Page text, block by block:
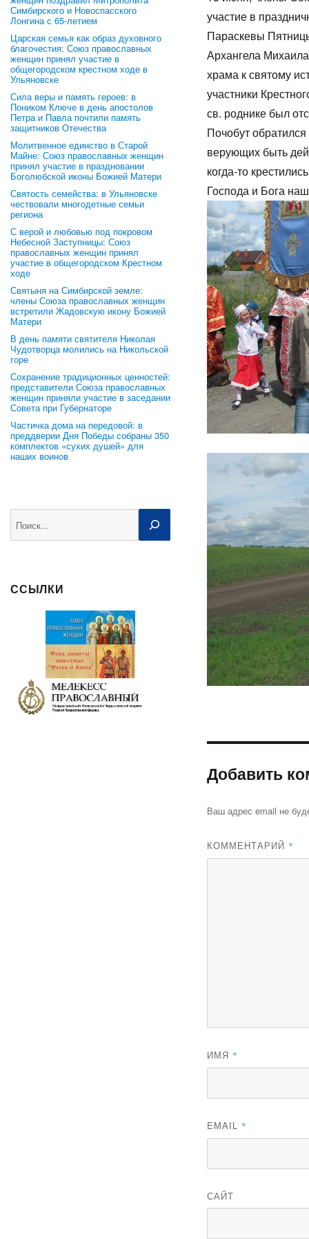
Симбирского и Новоспасского
Лонгина с 65-летием
Царская семья как образ духовного
благочестия: Союз православных
женщин принял участие в
общегородском крестном ходе в
Ульяновске
Сила веры и память героев: в
Поником Ключе в день апостолов
Петра и Павла почтили память
защитников Отечества
Молитвенное единство в Старой
Майне: Союз православных женщин
принял участие в праздновании
Боголюбской иконы Божией Матери
Святость семейства: в Ульяновске
чествовали многодетные семьи
региона
С верой и любовью под покровом
Небесной Заступницы: Союз
православных женщин принял
участие в общегородском Крестном
ходе
Святыня на Симбирской земле:
члены Союза православных женщин
встретили Жадовскую икону Божией
Матери
В день памяти святителя Николая
Чудотворца молились на Никольской
горе
Сохранение традиционных ценностей:
представители Союза православных
женщин приняли участие в заседании
Совета при Губернаторе
Частичка дома на передовой: в
преддверии Дня Победы собраны 350
комплектов «сухих душей» для
наших воинов
ССЫЛКИ
участие в
Параскевы
Архангела
храма к святому
участники
св. роднике был
Почобут
верующих быть
когда-то
Господа и Бога
Добавить
Ваш адрес email не
КОММЕНТАРИЙ *
ИМЯ *
EMAIL *
САЙТ